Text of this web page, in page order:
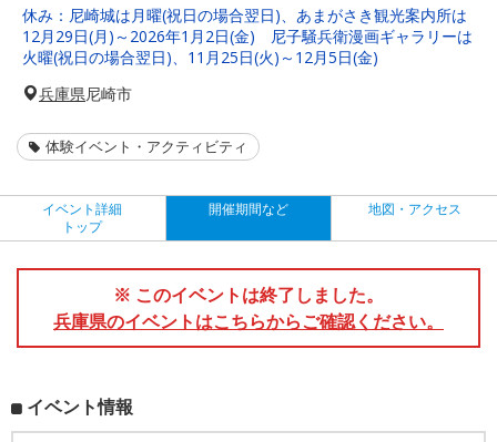
休み：尼崎城は月曜(祝日の場合翌日)、あまがさき観光案内所は
12月29日(月)～2026年1月2日(金) 尼子騒兵衛漫画ギャラリーは
火曜(祝日の場合翌日)、11月25日(火)～12月5日(金)
兵庫県尼崎市
体験イベント・アクティビティ
イベント詳細
トップ
開催期間など 地図・アクセス
※ このイベントは終了しました。
兵庫県のイベントはこちらからご確認ください。
イベント情報